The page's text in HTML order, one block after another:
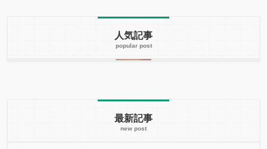
人気記事
最新記事